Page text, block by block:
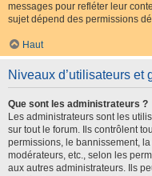
messages pour refléter leur
sujet dépend des permissions
Haut
Niveaux d’utilisateurs et
Que sont les administrateurs ?
Les administrateurs sont les
sur tout le forum. Ils contrôlent
permissions, le bannissement,
modérateurs, etc., selon les
aux autres administrateurs. Ils